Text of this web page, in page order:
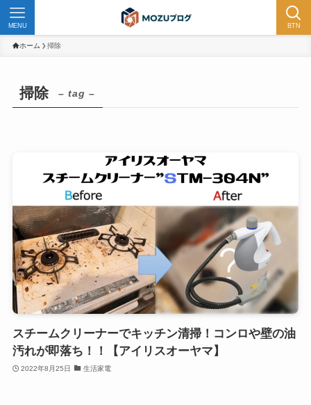
BTN
MENU
ホーム 掃除
掃除 – tag –
スチームクリーナーでキッチン清掃！コンロや壁の油
汚れが即落ち！！【アイリスオーヤマ】
2022年8月25日 生活家電